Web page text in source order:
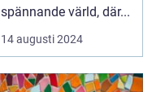
spännande värld, där...
14 augusti 2024